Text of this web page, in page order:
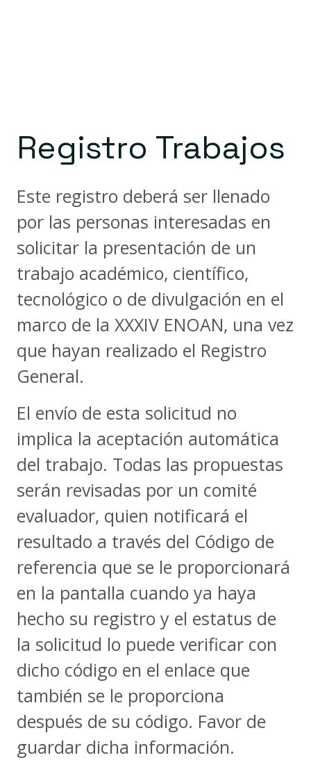
Registro Trabajos
Este registro deberá ser llenado
por las personas interesadas en
solicitar la presentación de un
trabajo académico, científico,
tecnológico o de divulgación en el
marco de la XXXIV ENOAN, una vez
que hayan realizado el Registro
General.
El envío de esta solicitud no
implica la aceptación automática
del trabajo. Todas las propuestas
serán revisadas por un comité
evaluador, quien notificará el
resultado a través del Código de
referencia que se le proporcionará
en la pantalla cuando ya haya
hecho su registro y el estatus de
la solicitud lo puede verificar con
dicho código en el enlace que
también se le proporciona
después de su código. Favor de
guardar dicha información.